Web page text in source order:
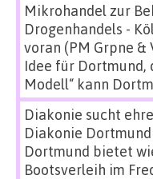
Mikrohandel zur
Drogenhandels -
voran (PM Grpne &
Idee für Dortmund,
Modell“ kann
Diakonie sucht
Diakonie
Dortmund bietet
Bootsverleih im